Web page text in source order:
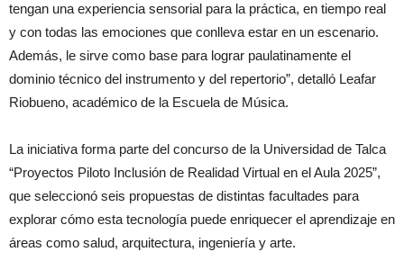
tengan una experiencia sensorial para la práctica, en tiempo real
y con todas las emociones que conlleva estar en un escenario.
Además, le sirve como base para lograr paulatinamente el
dominio técnico del instrumento y del repertorio”, detalló Leafar
Riobueno, académico de la Escuela de Música.
La iniciativa forma parte del concurso de la Universidad de Talca
“Proyectos Piloto Inclusión de Realidad Virtual en el Aula 2025”,
que seleccionó seis propuestas de distintas facultades para
explorar cómo esta tecnología puede enriquecer el aprendizaje en
áreas como salud, arquitectura, ingeniería y arte.